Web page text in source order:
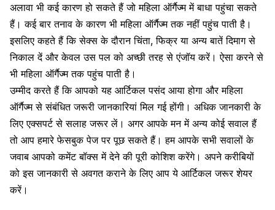
अलावा भी कई कारण हो सकते हैं जो महिला ऑर्गैज्म में बाधा पहुंचा सकते
हैं। कई बार तनाव के कारण भी महिला ऑर्गैज्म तक नहीं पहुंच पाती है।
इसलिए कहते हैं कि सेक्स के दौरान चिंता, फिक्र या अन्य बातें दिमाग से
निकाल दें और केवल उस पल को अच्छी तरह से एंजॉय करें। ऐसा करने से
भी महिला ऑर्गैज्म तक पहुंच पाती है।
उम्मीद करते हैं कि आपको यह आर्टिकल पसंद आया होगा और महिला
ऑर्गैज्म से संबंधित जरूरी जानकारियां मिल गई होंगी। अधिक जानकारी के
लिए एक्सपर्ट से सलाह जरूर लें। अगर आपके मन में अन्य कोई सवाल हैं
तो आप हमारे फेसबुक पेज पर पूछ सकते हैं। हम आपके सभी सवालों के
जवाब आपको कमेंट बॉक्स में देने की पूरी कोशिश करेंगे। अपने करीबियों
को इस जानकारी से अवगत कराने के लिए आप ये आर्टिकल जरूर शेयर
करें।